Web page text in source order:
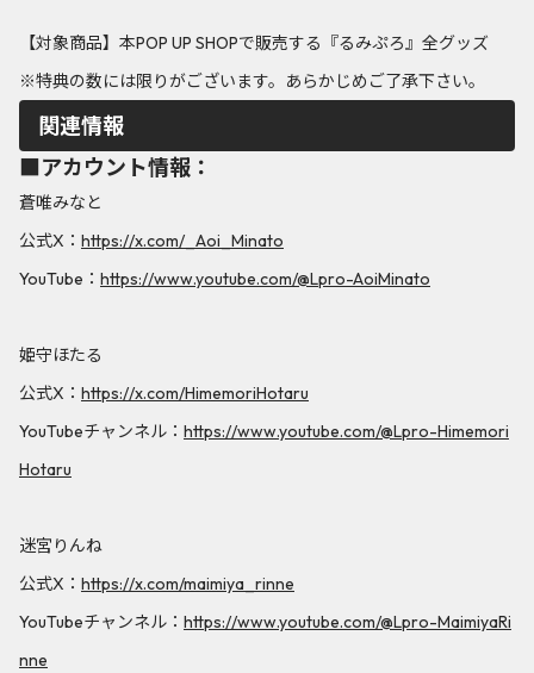
【対象商品】本POP UP SHOPで販売する『るみぷろ』全グッズ
※特典の数には限りがございます。あらかじめご了承下さい。
関連情報
■アカウント情報：
蒼唯みなと
公式X： https://x.com/_Aoi_Minato
YouTube： https://www.youtube.com/@Lpro-AoiMinato
姫守ほたる
公式X： https://x.com/HimemoriHotaru
YouTubeチャンネル： https://www.youtube.com/@Lpro-Himemori
Hotaru
迷宮りんね
公式X： https://x.com/maimiya_rinne
YouTubeチャンネル： https://www.youtube.com/@Lpro-MaimiyaRi
nne